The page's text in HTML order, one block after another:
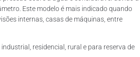
Este modelo é mais indicado quando
internas, casas de máquinas, entre
residencial, rural e para reserva de